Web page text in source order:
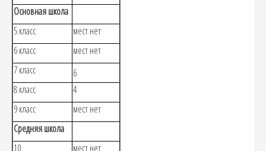
Основная школа
5 класс
мест нет
6 класс
мест нет
7 класс
6
8 класс
4
9 класс
мест нет
Средняя школа
10
мест нет